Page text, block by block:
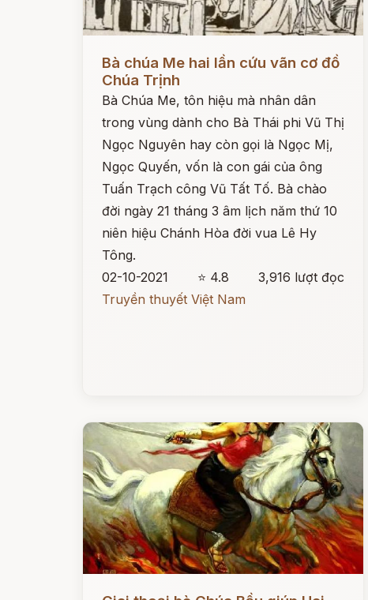
Bà chúa Me hai lần cứu vãn cơ đồ
Chúa Trịnh
Bà Chúa Me, tôn hiệu mà nhân dân
trong vùng dành cho Bà Thái phi Vũ Thị
Ngọc Nguyên hay còn gọi là Ngọc Mị,
Ngọc Quyến, vốn là con gái của ông
Tuấn Trạch công Vũ Tất Tố. Bà chào
đời ngày 21 tháng 3 âm lịch năm thứ 10
niên hiệu Chánh Hòa đời vua Lê Hy
Tông.
02-10-2021
⭐ 4.8
3,916 lượt đọc
Truyền thuyết Việt Nam